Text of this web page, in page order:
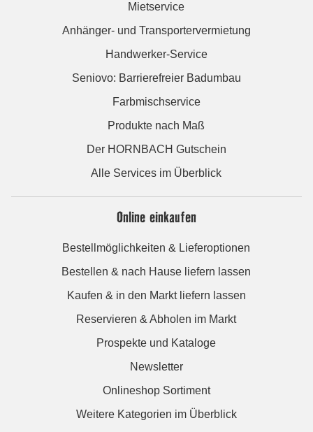
Mietservice
Anhänger- und Transportervermietung
Handwerker-Service
Seniovo: Barrierefreier Badumbau
Farbmischservice
Produkte nach Maß
Der HORNBACH Gutschein
Alle Services im Überblick
Online einkaufen
Bestellmöglichkeiten & Lieferoptionen
Bestellen & nach Hause liefern lassen
Kaufen & in den Markt liefern lassen
Reservieren & Abholen im Markt
Prospekte und Kataloge
Newsletter
Onlineshop Sortiment
Weitere Kategorien im Überblick